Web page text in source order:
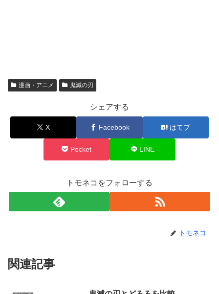
漫画・アニメ 鬼滅の刃
シェアする
X Facebook はてブ
Pocket LINE
トモネコをフォローする
トモネコ
関連記事